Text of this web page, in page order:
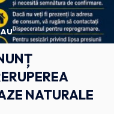
NATURALE